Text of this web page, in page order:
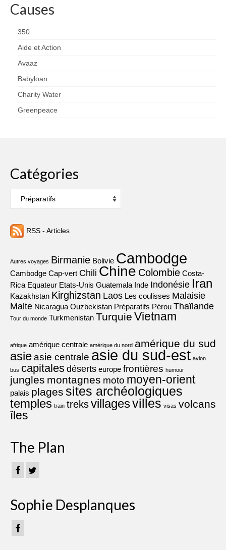
Causes
350
Aide et Action
Avaaz
Babyloan
Charity Water
Greenpeace
Catégories
RSS - Articles
Autres voyages Birmanie Bolivie Cambodge
Cambodge Cap-vert Chili Chine Colombie Costa-
Rica Equateur Etats-Unis Guatemala Inde Indonésie Iran
Kazakhstan Kirghizstan Laos Les coulisses Malaisie
Malte Nicaragua Ouzbekistan Préparatifs Pérou Thaïlande
Tour du monde Turkmenistan Turquie Vietnam
afrique amérique centrale amérique du nord amérique du sud
asieasie centrale asie du sud-est avion
bus capitales déserts europe frontières humour
jungles montagnes moto moyen-orient
palais plages sites archéologiques
temples train treksvillagesvilles visas volcans
îles
The Plan
Sophie Desplanques